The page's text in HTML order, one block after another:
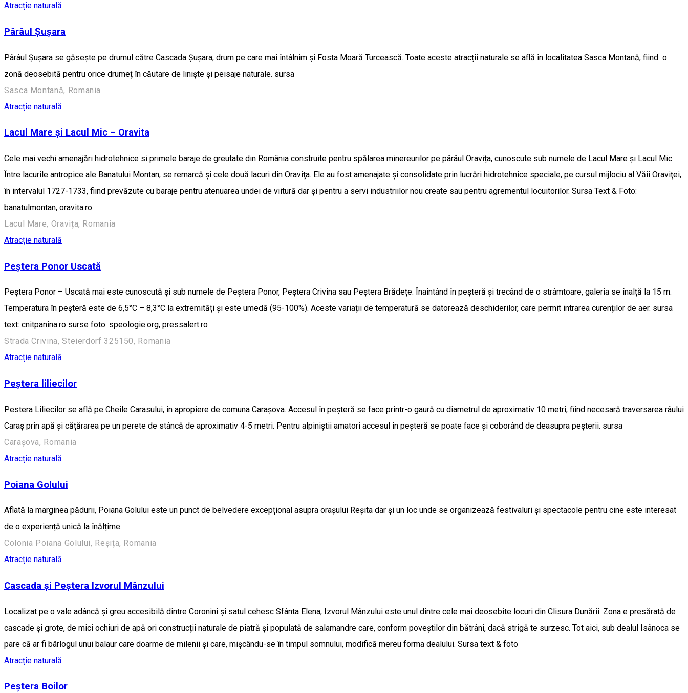
Atracție naturală
Pârâul Șușara
Pârâul Șușara se găsește pe drumul către Cascada Șușara, drum pe care mai întâlnim și Fosta Moară Turcească. Toate aceste atracții naturale se află în localitatea Sasca Montană, fiind o
zonă deosebită pentru orice drumeț în căutare de liniște și peisaje naturale. sursa
Sasca Montană, Romania
Atracție naturală
Lacul Mare şi Lacul Mic – Oravita
Cele mai vechi amenajări hidrotehnice si primele baraje de greutate din România construite pentru spălarea minereurilor pe pârâul Oravița, cunoscute sub numele de Lacul Mare și Lacul Mic.
Între lacurile antropice ale Banatului Montan, se remarcă şi cele două lacuri din Oraviţa. Ele au fost amenajate şi consolidate prin lucrări hidrotehnice speciale, pe cursul mijlociu al Văii Oraviţei,
în intervalul 1727-1733, fiind prevăzute cu baraje pentru atenuarea undei de viitură dar şi pentru a servi industriilor nou create sau pentru agrementul locuitorilor. Sursa Text & Foto:
banatulmontan, oravita.ro
Lacul Mare, Oravița, Romania
Atracție naturală
Peștera Ponor Uscată
Peștera Ponor – Uscată mai este cunoscută și sub numele de Peștera Ponor, Peștera Crivina sau Peștera Brădețe. Înaintând în peșteră și trecând de o strâmtoare, galeria se înalță la 15 m.
Temperatura în peșteră este de 6,5°C – 8,3°C la extremități și este umedă (95-100%). Aceste variații de temperatură se datorează deschiderilor, care permit intrarea curenților de aer. sursa
text: cnitpanina.ro surse foto: speologie.org, pressalert.ro
Strada Crivina, Steierdorf 325150, Romania
Atracție naturală
Peștera liliecilor
Pestera Liliecilor se află pe Cheile Carasului, în apropiere de comuna Carașova. Accesul în peșteră se face printr-o gaură cu diametrul de aproximativ 10 metri, fiind necesară traversarea râului
Caraș prin apă și cățărarea pe un perete de stâncă de aproximativ 4-5 metri. Pentru alpiniștii amatori accesul în peșteră se poate face și coborând de deasupra peșterii. sursa
Carașova, Romania
Atracție naturală
Poiana Golului
Aflată la marginea pădurii, Poiana Golului este un punct de belvedere excepțional asupra orașului Reșita dar și un loc unde se organizează festivaluri și spectacole pentru cine este interesat
de o experiență unică la înălțime.
Colonia Poiana Golului, Reșița, Romania
Atracție naturală
Cascada și Peștera Izvorul Mânzului
Localizat pe o vale adâncă și greu accesibilă dintre Coronini și satul cehesc Sfânta Elena, Izvorul Mânzului este unul dintre cele mai deosebite locuri din Clisura Dunării. Zona e presărată de
cascade și grote, de mici ochiuri de apă ori construcții naturale de piatră și populată de salamandre care, conform poveștilor din bătrâni, dacă strigă te surzesc. Tot aici, sub dealul Isânoca se
pare că ar fi bârlogul unui balaur care doarme de milenii și care, mișcându-se în timpul somnului, modifică mereu forma dealului. Sursa text & foto
Atracție naturală
Peștera Boilor